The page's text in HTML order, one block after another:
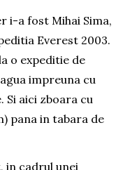
i-a fost Mihai Sima,
Everest 2003.
o expeditie de
impreuna cu
aici zboara cu
pana in tabara de
in cadrul unei